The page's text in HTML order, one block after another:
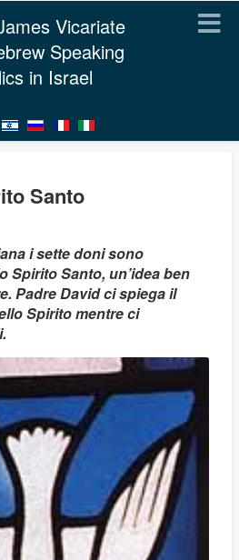
Vicariate
Speaking
in Israel
Santo
i sette doni sono
Spirito Santo, un’idea ben
Padre David ci spiega il
Spirito mentre ci